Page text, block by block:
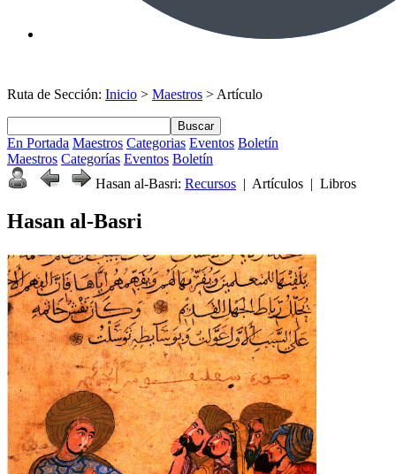
Ruta de Sección: Inicio > Maestros > Artículo
Buscar
En Portada Maestros Categorias Eventos Boletín
Maestros Categorías Eventos Boletín
Hasan al-Basri: Recursos | Artículos | Libros
Hasan al-Basri